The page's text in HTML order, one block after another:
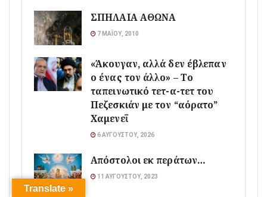
ΣΠΗΛΑΙΑ ΑΘΩΝΑ
7 ΜΑΪ́ΟΥ, 2010
«Άκουγαν, αλλά δεν έβλεπαν
ο ένας τον άλλο» – Το
ταπεινωτικό τετ-α-τετ του
Πεζεσκιάν με τον “αόρατο”
Χαμενεΐ
6 ΑΥΓΟΎΣΤΟΥ, 2026
Απόστολοι εκ περάτων…
11 ΑΥΓΟΎΣΤΟΥ, 2023
Translate »